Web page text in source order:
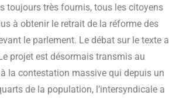
toujours très fournis, tous les citoyens
à obtenir le retrait de la réforme des
le parlement. Le débat sur le texte a
projet est désormais transmis au
la contestation massive qui depuis un
de la population, l’intersyndicale a